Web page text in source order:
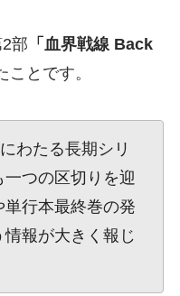
部 「血界戦線 Back
ことです。
わたる長期シリ
つの区切りを迎
単行本最終巻の発
報が大きく報じ